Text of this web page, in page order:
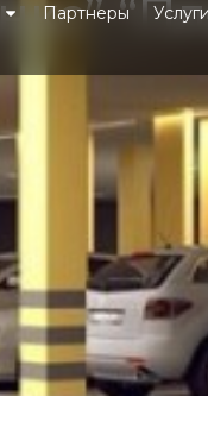
Партнеры Услуги